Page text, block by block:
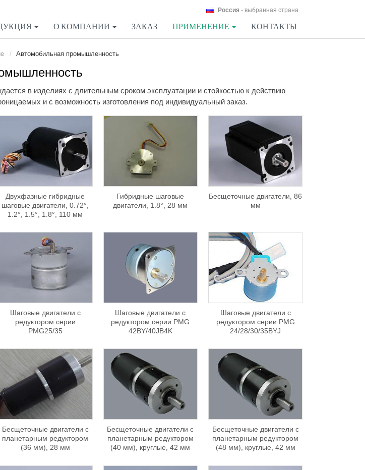
Россия - выбранная страна
О КОМПАНИИ ЗАКАЗ ПРИМЕНЕНИЕ КОНТАКТЫ
Автомобильная промышленность
в изделиях с длительным сроком эксплуатации и стойкостью к действию
и с возможность изготовления под индивидуальный заказ.
Двухфазные гибридные
шаговые двигатели, 0.72°,
1.2°, 1.5°, 1.8°, 110 мм
Гибридные шаговые
двигатели, 1.8°, 28 мм
Бесщеточные двигатели, 86
мм
Шаговые двигатели с
редуктором серии
PMG25/35
Шаговые двигатели с
редуктором серии PMG
42BY/40JB4K
Шаговые двигатели с
редуктором серии PMG
24/28/30/35BYJ
Бесщеточные двигатели с
планетарным редуктором
(36 мм), 28 мм
Бесщеточные двигатели с
планетарным редуктором
(40 мм), круглые, 42 мм
Бесщеточные двигатели с
планетарным редуктором
(48 мм), круглые, 42 мм